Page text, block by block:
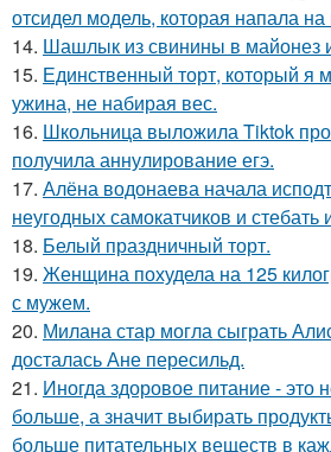
отсидел модель, которая напала на
14. Шашлык из свинины в майонез
15. Единственный торт, который я
ужина, не набирая вес.
16. Школьница выложила Tiktok
получила аннулирование егэ.
17. Алёна водонаева начала
неугодных самокатчиков и стебать
18. Белый праздничный торт.
19. Женщина похудела на 125
с мужем.
20. Милана стар могла сыграть
досталась Ане пересильд.
21. Иногда здоровое питание - это
больше, а значит выбирать
больше питательных веществ в